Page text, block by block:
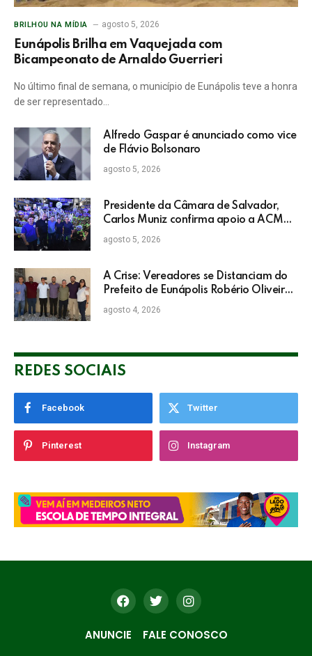
BRILHOU NA MÍDIA agosto 5, 2026
Eunápolis Brilha em Vaquejada com
Bicampeonato de Arnaldo Guerrieri
No último final de semana, o município de Eunápolis teve a honra
de ser representado…
Alfredo Gaspar é anunciado como vice
de Flávio Bolsonaro
agosto 5, 2026
Presidente da Câmara de Salvador,
Carlos Muniz confirma apoio a ACM
Neto: “Irei lutar voto a voto na sua
campanha”
agosto 5, 2026
A Crise: Vereadores se Distanciam do
Prefeito de Eunápolis Robério Oliveira
nas Eleições
agosto 4, 2026
REDES SOCIAIS
Facebook Twitter
Pinterest Instagram
ANUNCIE FALE CONOSCO